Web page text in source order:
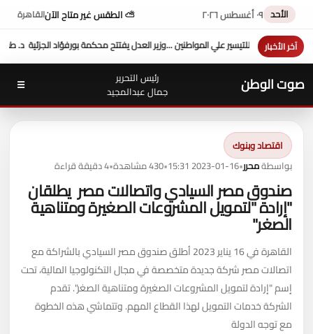
الأحد ٠٩ أغسطس ٢٠٢٦ ⛅ الطقس غير متاح الآنالقاهرة
آخر الأخبار
السيطرةد. طه محمد أبو الشيخ يكتب : أداء وزارة العدلمحكمة بورفؤاد الجزئية
صوت الوطن
رئيس التحرير
جمال عبدالمجيد
☰
اقتصاد وبنوك
بواسطةمحرر•
2023-01-16 15:31
•430 مشاهدة •4 دقيقة قراءة
صندوق مصر السيادي واتصالات مصر يطلقان
"إرادة "لتمويل المشروعات الصغيرة ومتناهية
الصغر"
القاهرة في 16 يناير 2023 أطلق صندوق مصر السيادي بالشراكة مع
اتصالات مصر شركة جديدة متخصصة في مجال التكنولوجيا المالية، تحت
إسم "إرادة لتمويل المشروعات الصغيرة ومتناهية الصغر". تقدم
الشركة خدمات التمويل لهذا القطاع المهم. وتتماشي هذه الخطوة
مع توجه الدولة